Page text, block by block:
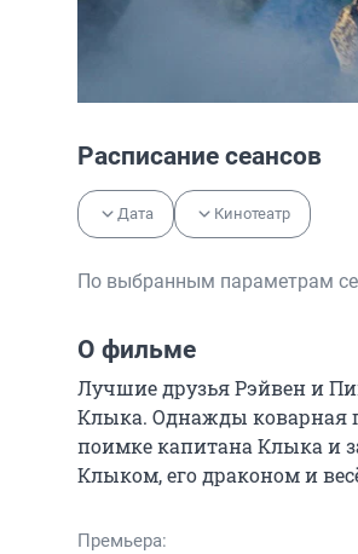
Расписание сеансов
Дата Кинотеатр
По выбранным параметрам
О фильме
Лучшие друзья Рэйвен и
Клыка. Однажды коварная
поимке капитана Клыка и
Клыком, его драконом и
Премьера: